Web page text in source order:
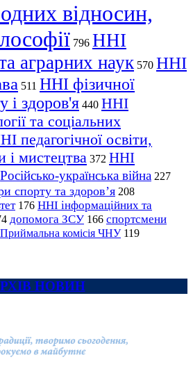
відносин,
796 ННІ
аграрних наук 570 ННІ
511 ННІ фізичної
і здоров'я 440 ННІ
та соціальних
педагогічної освіти,
і мистецтва 372 ННІ
Російсько-українська війна 227
спорту та здоров’я 208
176 ННІ інформаційних та
допомога ЗСУ 166 спортсмени
Приймальна комісія ЧНУ 119
НОВИН